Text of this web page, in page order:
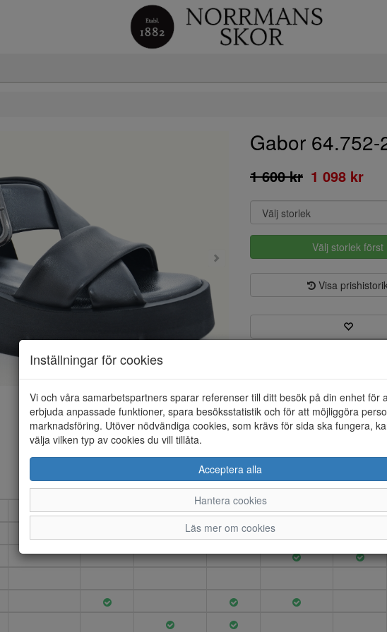
Gabor 64.752-
1 600 kr 1 098 kr
Välj storlek först
Visa
Material: Skinn
Färg: Svart
3.5 4 4.5 5 5.5
6
Inställningar för cookies
Vi och våra samarbetspartners sparar referenser till ditt besök på din enhet för
erbjuda anpassade funktioner, spara besöksstatistik och för att möjliggöra
marknadsföring. Utöver nödvändiga cookies, som krävs för sida ska fungera,
välja vilken typ av cookies du vill tillåta.
Acceptera alla
Hantera cookies
Läs mer om cookies